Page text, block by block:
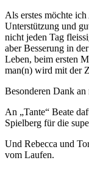
Als erstes möchte
Unterstützung und
nicht jeden Tag
aber Besserung in
Leben, beim ersten
man(n) wird mit der
Besonderen Dank
An „Tante“ Beate
Spielberg für die
Und Rebecca und
vom Laufen.